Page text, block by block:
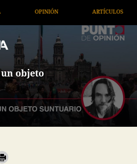
ARTÍCULOS ARTE /
objeto